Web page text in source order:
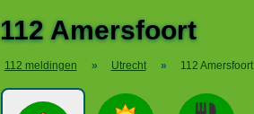
112 Amersfoort
112 meldingen » Utrecht » 112 Amersfoort